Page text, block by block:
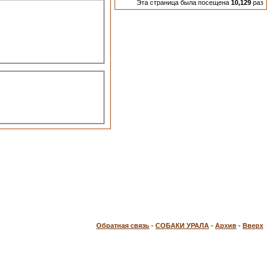
Эта страница была посещена 10,129 раз
Обратная связь - СОБАКИ УРАЛА - Архив - Вверх